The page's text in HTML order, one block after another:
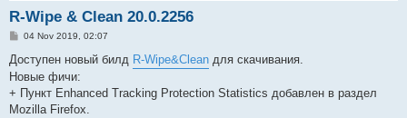
R-Wipe & Clean 20.0.2256
P
s
04 Nov 2019, 02:07
Доступен новый билд R-Wipe&Clean для скачивания.
Новые фичи:
+ Пункт Enhanced Tracking Protection Statistics добавлен в раздел
Mozilla Firefox.